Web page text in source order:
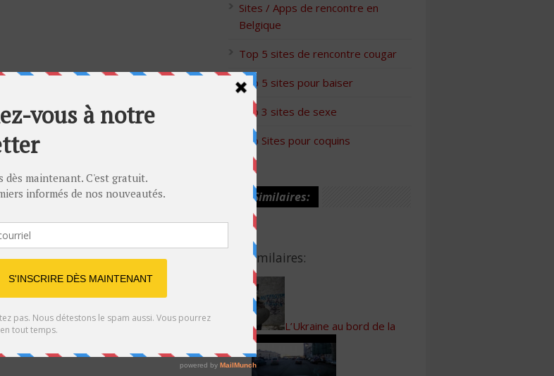
Sites / Apps de rencontre en
Belgique
Top 5 sites de rencontre cougar
Top 5 sites pour baiser
Top 3 sites de sexe
Top Sites pour coquins
Articles Similaires:
Articles Similaires:
L’Ukraine au bord de la